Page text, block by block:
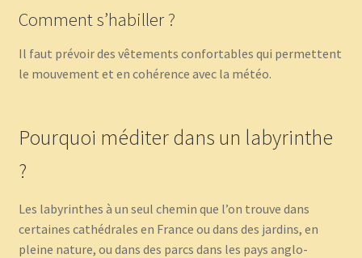
Comment s’habiller ?
Il faut prévoir des vêtements confortables qui permettent
le mouvement et en cohérence avec la météo.
Pourquoi méditer dans un labyrinthe
?
Les labyrinthes à un seul chemin que l’on trouve dans
certaines cathédrales en France ou dans des jardins, en
pleine nature, ou dans des parcs dans les pays anglo-